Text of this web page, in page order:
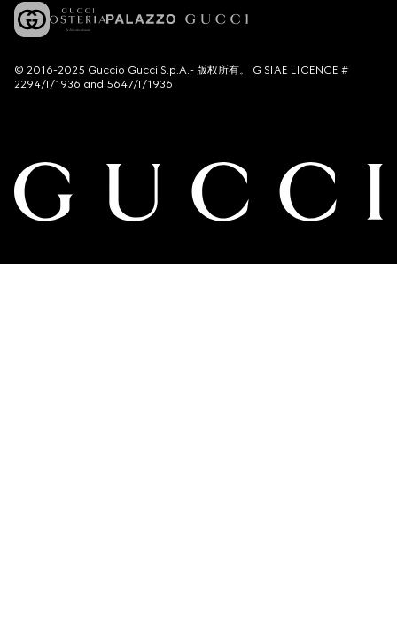
© 2016-2025 Guccio Gucci S.p.A.- 版权所有。 G SIAE LICENCE #
2294/I/1936 and 5647/I/1936